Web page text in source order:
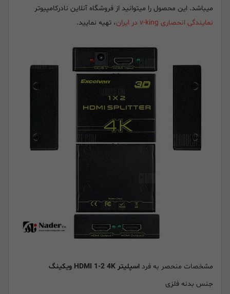
میباشد. این محصول را میتوانید از فروشگاه آنلاین نادرکامپیوتر
نمایندگی انحصاری v-king در ایران
، تهیه نمایید.
مشخصات منحصر به فرد اسپلیتر HDMI 1-2 4K ویکینگ
جنس بدنه فلزی